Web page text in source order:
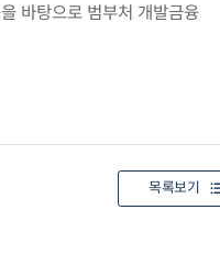
바탕으로 범부처 개발금융
목록보기